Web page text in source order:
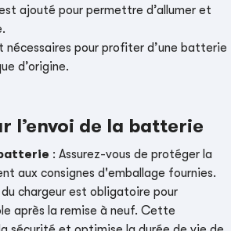
ajouté pour permettre d’allumer et
pour profiter d’une batterie
d’origine.
l’envoi de la batterie
: Assurez-vous de protéger la
aux consignes d'emballage fournies.
du chargeur est obligatoire pour
après la remise à neuf. Cette